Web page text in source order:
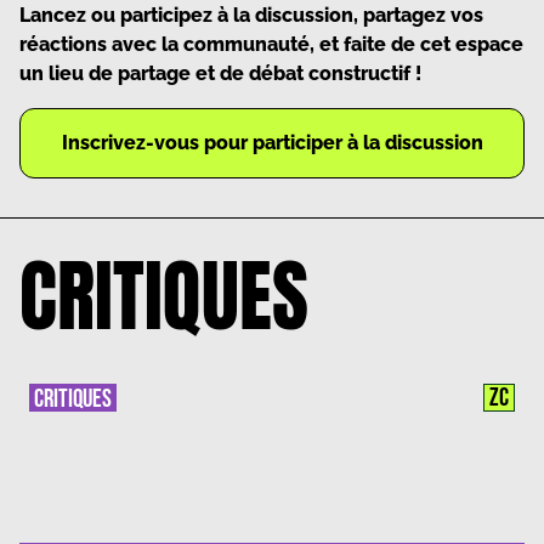
Lancez ou participez à la discussion, partagez vos
réactions avec la communauté, et faite de cet espace
un lieu de partage et de débat constructif !
Inscrivez-vous pour participer à la discussion
CRITIQUES
CRITIQUES ZC